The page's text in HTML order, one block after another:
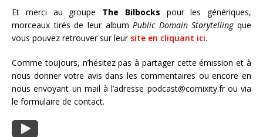
Et merci au groupe The Bilbocks pour les génériques,
morceaux tirés de leur albumPublic Domain Storytellingque
vous pouvez retrouver sur leursite en cliquant ici.
Comme toujours, n’hésitez pas à partager cette émission et à
nous donner votre avis dans les commentaires ou encore en
nous envoyant un mail à l’adresse podcast@comixity.fr ou via
le formulaire de contact.